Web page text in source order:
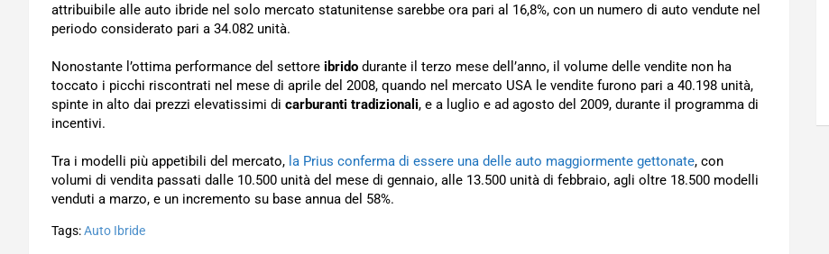
attribuibile alle auto ibride nel solo mercato statunitense sarebbe ora pari al 16,8%, con un numero di auto vendute nel
periodo considerato pari a 34.082 unità.
Nonostante l’ottima performance del settore ibrido durante il terzo mese dell’anno, il volume delle vendite non ha
toccato i picchi riscontrati nel mese di aprile del 2008, quando nel mercato USA le vendite furono pari a 40.198 unità,
spinte in alto dai prezzi elevatissimi di carburanti tradizionali, e a luglio e ad agosto del 2009, durante il programma di
incentivi.
Tra i modelli più appetibili del mercato, la Prius conferma di essere una delle auto maggiormente gettonate, con
volumi di vendita passati dalle 10.500 unità del mese di gennaio, alle 13.500 unità di febbraio, agli oltre 18.500 modelli
venduti a marzo, e un incremento su base annua del 58%.
Tags:Auto Ibride